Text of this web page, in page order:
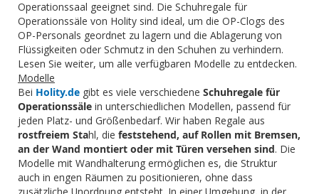
Operationssaal geeignet sind. Die Schuhregale für
Operationssäle von Holity sind ideal, um die OP-Clogs des
OP-Personals geordnet zu lagern und die Ablagerung von
Flüssigkeiten oder Schmutz in den Schuhen zu verhindern.
Lesen Sie weiter, um alle verfügbaren Modelle zu entdecken.
Modelle
Bei Holity.de gibt es viele verschiedene Schuhregale für
Operationssäle in unterschiedlichen Modellen, passend für
jeden Platz- und Größenbedarf. Wir haben Regale aus
rostfreiem Stahl, die feststehend, auf Rollen mit Bremsen,
an der Wand montiert oder mit Türen versehen sind. Die
Modelle mit Wandhalterung ermöglichen es, die Struktur
auch in engen Räumen zu positionieren, ohne dass